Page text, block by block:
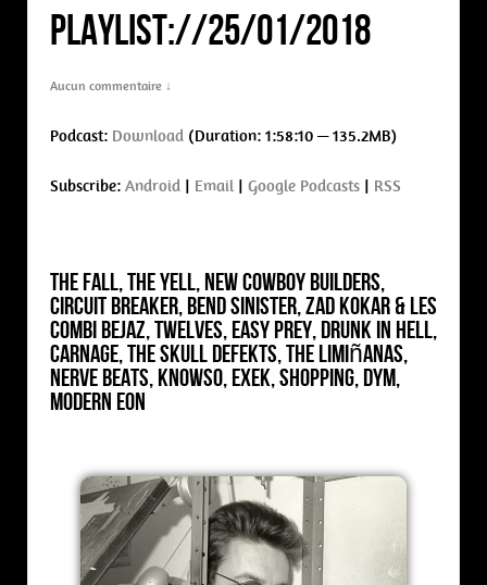
PLAYLIST://25/01/2018
Aucun commentaire ↓
Podcast: Download (Duration: 1:58:10 — 135.2MB)
Subscribe: Android Email Google Podcasts RSS
The Fall, The Yell, New Cowboy Builders,
Circuit Breaker, Bend Sinister, Zad Kokar & Les
Combi Bejaz, Twelves, Easy Prey, Drunk In Hell,
Carnage, The Skull Defekts, The Limiñanas,
Nerve Beats, Knowso, Exek, Shopping, Dym,
Modern Eon